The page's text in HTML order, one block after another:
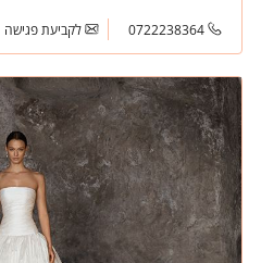
0722238364 לקביעת פגישה